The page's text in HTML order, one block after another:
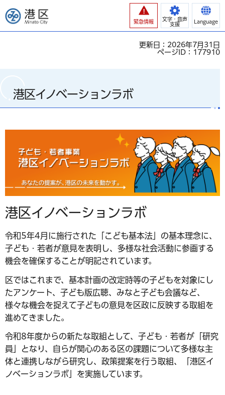
港区
緊急情報
文字・音声
支援
Language
更新日：2026年7月31日
ページID：177910
港区イノベーションラボ
港区イノベーションラボ
令和5年4月に施行された「こども基本法」の基本理念に、
子ども・若者が意見を表明し、多様な社会活動に参画する
機会を確保することが明記されています。
区ではこれまで、基本計画の改定時等の子どもを対象にし
たアンケート、子ども版広聴、みなと子ども会議など、
様々な機会を捉えて子どもの意見を区政に反映する取組を
進めてきました。
令和8年度からの新たな取組として、子ども・若者が「研究
員」となり、自らが関心のある区の課題について多様な主
体と連携しながら研究し、政策提案を行う取組、「港区イ
ノベーションラボ」を実施しています。